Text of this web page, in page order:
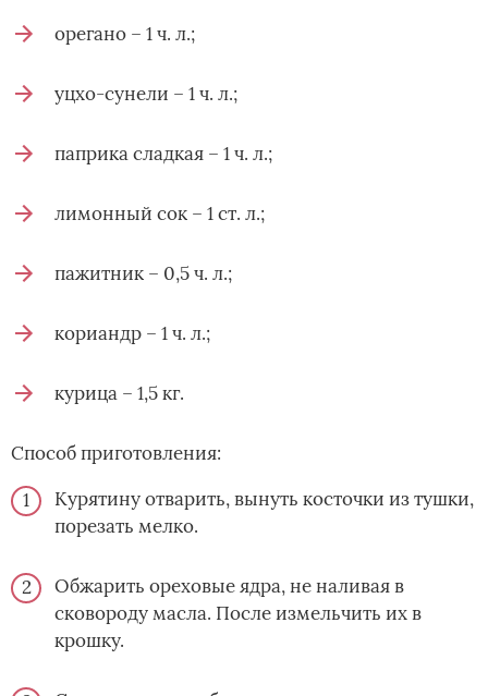
орегано – 1 ч. л.;
уцхо-сунели – 1 ч. л.;
паприка сладкая – 1 ч. л.;
лимонный сок – 1 ст. л.;
пажитник – 0,5 ч. л.;
кориандр – 1 ч. л.;
курица – 1,5 кг.
Способ приготовления:
Курятину отварить, вынуть косточки из тушки,
порезать мелко.
Обжарить ореховые ядра, не наливая в
сковороду масла. После измельчить их в
крошку.